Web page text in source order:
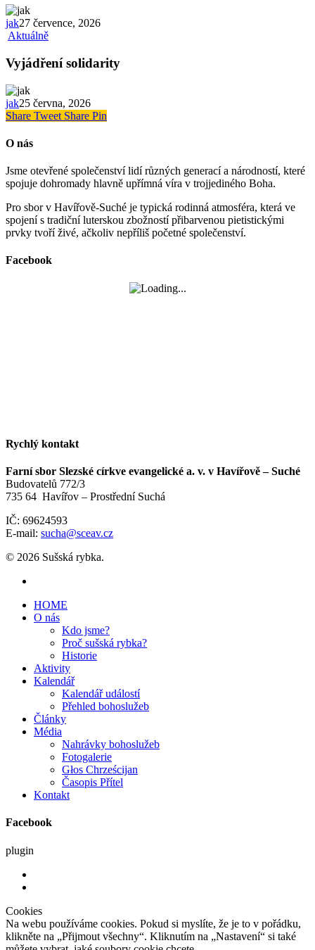
jak27 července, 2026
Aktuálně
Vyjádření solidarity
jak25 června, 2026
Share Tweet Share Pin
O nás
Jsme otevřené společenství lidí různých generací a národností, které
spojuje dohromady hlavně upřímná víra v trojjediného Boha.
Pro sbor v Havířově-Suché je typická rodinná atmosféra, která ve
spojení s tradiční luterskou zbožností přibarvenou pietistickými
prvky tvoří živé, ačkoliv nepříliš početné společenství.
Facebook
Rychlý kontakt
Farní sbor Slezské církve evangelické a. v. v Havířově – Suché
Budovatelů 772/3
735 64 Havířov – Prostřední Suchá
IČ: 69624593
E-mail: sucha@sceav.cz
© 2026 Sušská rybka.
HOME
O nás
Kdo jsme?
Proč sušská rybka?
Historie
Aktivity
Kalendář
Kalendář událostí
Přehled bohoslužeb
Články
Média
Nahrávky bohoslužeb
Fotogalerie
Głos Chrześcijan
Časopis Přítel
Kontakt
Facebook
plugin
Cookies
Na webu používáme cookies. Pokud si myslíte, že je to v pořádku,
klikněte na „Přijmout všechny“. Kliknutím na „Nastavení“ si také